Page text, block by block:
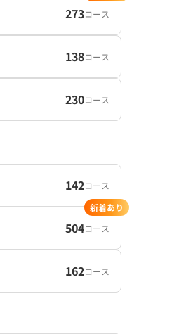
273コース
138コース
230コース
142コース
504コース
新着あり
162コース